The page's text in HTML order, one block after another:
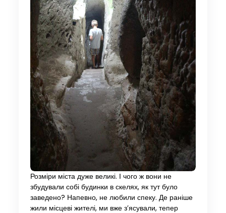
Розміри міста дуже великі. І чого ж вони не
збудували собі будинки в скелях, як тут було
заведено? Напевно, не любили спеку. Де раніше
жили місцеві жителі, ми вже з’ясували, тепер